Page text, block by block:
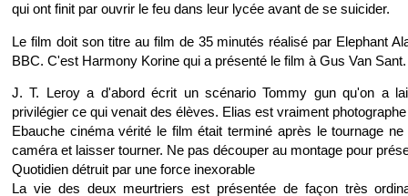
qui ont finit par ouvrir le feu dans leur lycée avant de se suicider.
Le film doit son titre au film de 35 minutés réalisé par Elephant
BBC. C'est Harmony Korine qui a présenté le film à Gus Van Sant.
J. T. Leroy a d'abord écrit un scénario Tommy gun qu'on a
privilégier ce qui venait des élèves. Elias est vraiment photographe
Ebauche cinéma vérité le film était terminé après le tournage
caméra et laisser tourner. Ne pas découper au montage pour
Quotidien détruit par une force inexorable
La vie des deux meurtriers est présentée de façon très